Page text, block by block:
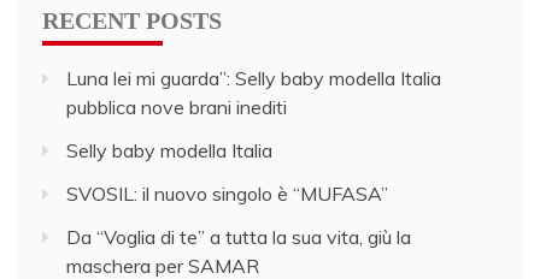
RECENT POSTS
Luna lei mi guarda”: Selly baby modella Italia
pubblica nove brani inediti
Selly baby modella Italia
SVOSIL: il nuovo singolo è “MUFASA”
Da “Voglia di te” a tutta la sua vita, giù la
maschera per SAMAR